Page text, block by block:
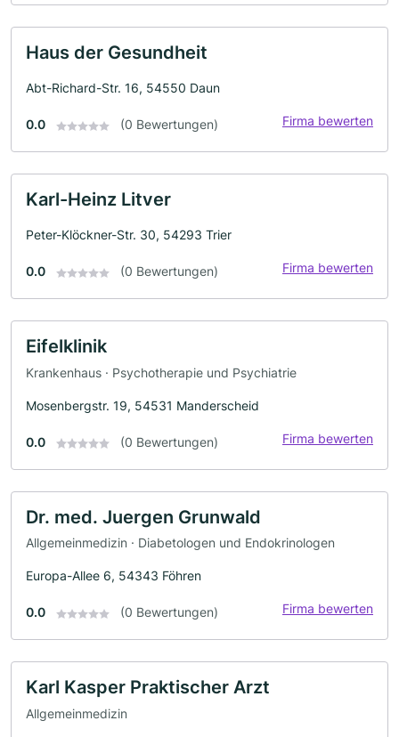
Haus der Gesundheit
Abt-Richard-Str. 16, 54550 Daun
0.0 (0 Bewertungen) Firma bewerten
Karl-Heinz Litver
Peter-Klöckner-Str. 30, 54293 Trier
0.0 (0 Bewertungen) Firma bewerten
Eifelklinik
Krankenhaus · Psychotherapie und Psychiatrie
Mosenbergstr. 19, 54531 Manderscheid
0.0 (0 Bewertungen) Firma bewerten
Dr. med. Juergen Grunwald
Allgemeinmedizin · Diabetologen und Endokrinologen
Europa-Allee 6, 54343 Föhren
0.0 (0 Bewertungen) Firma bewerten
Karl Kasper Praktischer Arzt
Allgemeinmedizin